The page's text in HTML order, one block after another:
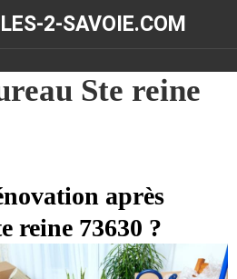
2-SAVOIE.COM
Ste reine
après
reine 73630 ?